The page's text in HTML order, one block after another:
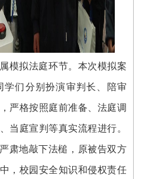
模拟法庭环节。本次模拟案
们分别扮演审判长、陪审
严格按照庭前准备、法庭调
当庭宣判等真实流程进行。
肃地敲下法槌，原被告双方
，校园安全知识和侵权责任